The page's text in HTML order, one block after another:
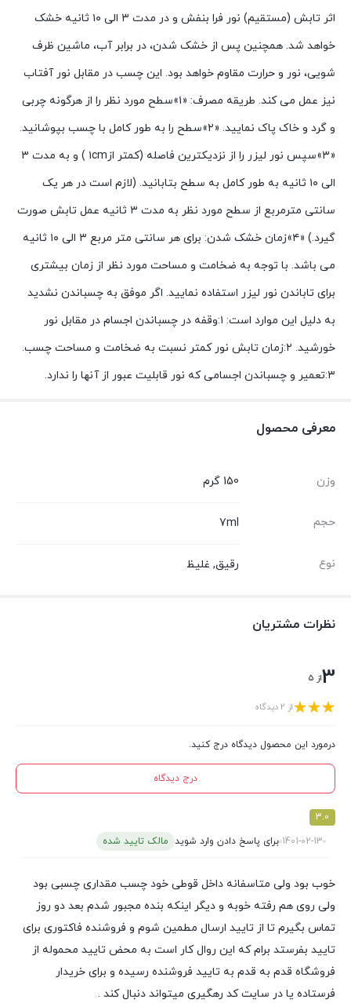
اثر تابش (مستقیم) نور فرا بنفش و در مدت ۳ الی ۱۰ ثانیه خشک
خواهد شد. همچنین پس از خشک شدن، در برابر آب، ماشین ظرف
شویی، نور و حرارت مقاوم خواهد بود. این چسب در مقابل نور آفتاب
نیز عمل می کند. طریقه مصرف: «۱»سطح مورد نظر را از هرگونه چربی
و گرد و خاک پاک نمایید. «۲»سطح را به طور کامل با چسب بپوشانید.
«۳»سپس نور لیزر را از نزدیکترین فاصله (کمتر از۱cm ) و به مدت ۳
الی ۱۰ ثانیه به طور کامل به سطح بتابانید. (لازم است در هر یک
سانتی مترمربع از سطح مورد نظر به مدت ۳ ثانیه عمل تابش صورت
گیرد.) «۴»زمان خشک شدن: برای هر سانتی متر مربع ۳ الی ۱۰ ثانیه
می باشد. با توجه به ضخامت و مساحت مورد نظر از زمان بیشتری
برای تاباندن نور لیزر استفاده نمایید. اگر موفق به چسباندن نشدید
به دلیل این موارد است: ۱:وقفه در چسباندن اجسام در مقابل نور
خورشید. ۲:زمان تابش نور کمتر نسبت به ضخامت و مساحت چسب.
۳:تعمیر و چسباندن اجسامی که نور قابلیت عبور از آنها را ندارد.
معرفی محصول
وزن 150 گرم
حجم 7ml
نوع رقیق, غلیظ
نظرات مشتریان
3از 5
از 2 دیدگاه
درمورد این محصول دیدگاه درج کنید.
درج دیدگاه
3.0
1401-02-13 برای پاسخ دادن وارد شوید مالک تایید شده
خوب بود ولی متاسفانه داخل قوطی خود چسب مقداری چسبی بود
ولی روی هم رفته خوبه و دیگر اینکه بنده مجبور شدم بعد دو روز
تماس بگیرم تا از تایید ارسال مطمین شوم و فروشنده فاکتوری برای
تایید بفرستد برام که این روال کار است به محض تایید محموله از
فروشگاه قدم به قدم به تایید فروشنده رسیده و برای خریدار
فرستاده یا در سایت کد رهگیری میتواند دنبال کند .